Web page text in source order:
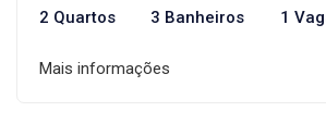
2 Quartos 3 Banheiros 1
Mais informações